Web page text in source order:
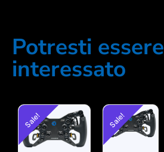
Potresti essere
interessato
Sale! Sale!